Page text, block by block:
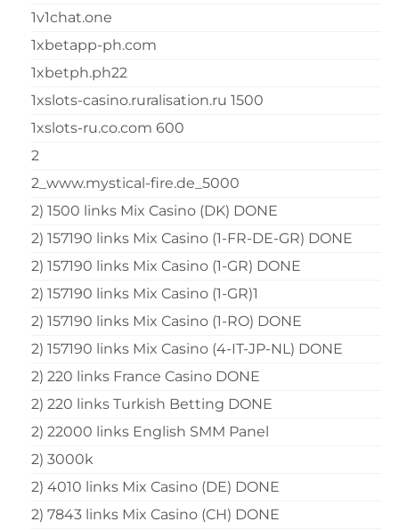
1v1chat.one
1xbetapp-ph.com
1xbetph.ph22
1xslots-casino.ruralisation.ru 1500
1xslots-ru.co.com 600
2
2_www.mystical-fire.de_5000
2) 1500 links Mix Casino (DK) DONE
2) 157190 links Mix Casino (1-FR-DE-GR) DONE
2) 157190 links Mix Casino (1-GR) DONE
2) 157190 links Mix Casino (1-GR)1
2) 157190 links Mix Casino (1-RO) DONE
2) 157190 links Mix Casino (4-IT-JP-NL) DONE
2) 220 links France Casino DONE
2) 220 links Turkish Betting DONE
2) 22000 links English SMM Panel
2) 3000k
2) 4010 links Mix Casino (DE) DONE
2) 7843 links Mix Casino (CH) DONE